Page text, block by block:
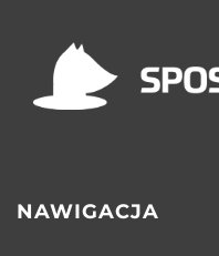
NAWIGACJA